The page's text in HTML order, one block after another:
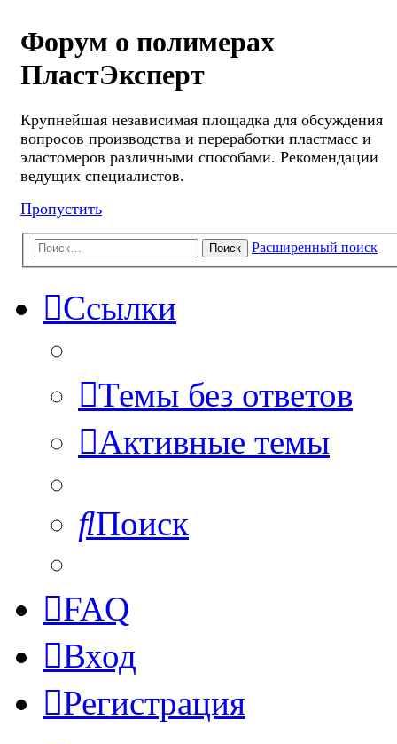
Форум о полимерах
ПластЭксперт
Крупнейшая независимая площадка для обсуждения
вопросов производства и переработки пластмасс и
эластомеров различными способами. Рекомендации
ведущих специалистов.
Пропустить
Поиск Расширенный поиск
Ссылки
Темы без ответов
Активные темы
Поиск
FAQ
Вход
Регистрация